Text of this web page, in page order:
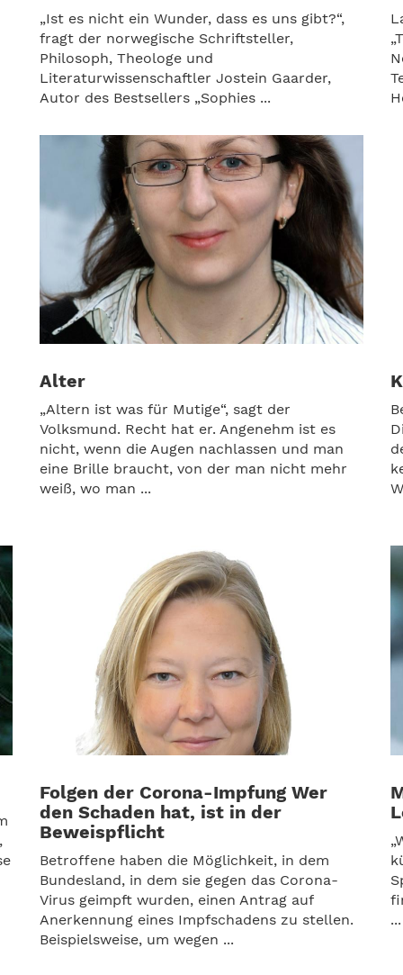
„Ist es nicht ein Wunder, dass es uns gibt?“,
fragt der norwegische Schriftsteller,
Philosoph, Theologe und
Literaturwissenschaftler Jostein Gaarder,
Autor des Bestsellers „Sophies ...
Alter
„Altern ist was für Mutige“, sagt der
Volksmund. Recht hat er. Angenehm ist es
nicht, wenn die Augen nachlassen und man
eine Brille braucht, von der man nicht mehr
weiß, wo man ...
Folgen der Corona-Impfung Wer
den Schaden hat, ist in der
Beweispflicht
Betroffene haben die Möglichkeit, in dem
Bundesland, in dem sie gegen das Corona-
Virus geimpft wurden, einen Antrag auf
Anerkennung eines Impfschadens zu stellen.
Beispielsweise, um wegen ...
...